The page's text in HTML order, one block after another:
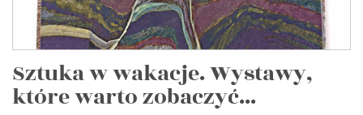
Sztuka w wakacje. Wystawy,
które warto zobaczyć...